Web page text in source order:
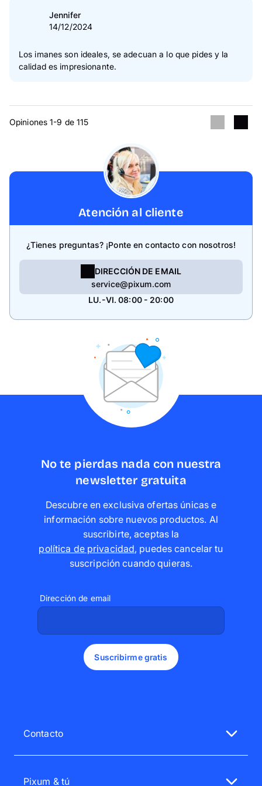
Jennifer
14/12/2024
Los imanes son ideales, se adecuan a lo que pides y la
calidad es impresionante.
Opiniones 1-9 de 115
Atención al cliente
¿Tienes preguntas? ¡Ponte en contacto con nosotros!
DIRECCIÓN DE EMAIL
service@pixum.com
LU.-VI. 08:00 - 20:00
No te pierdas nada con nuestra
newsletter gratuita
Descubre en exclusiva ofertas únicas e
información sobre nuevos productos. Al
suscribirte, aceptas la
política de privacidad, puedes cancelar tu
suscripción cuando quieras.
Dirección de email
Suscribirme gratis
Contacto
Nuestro servicio de atención al cliente te atenderá
Lu.-Vi. 08:00 - 20:00
Pixum & tú